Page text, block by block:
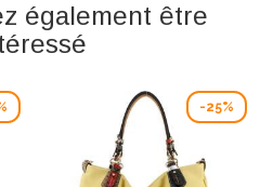
également être
-25%